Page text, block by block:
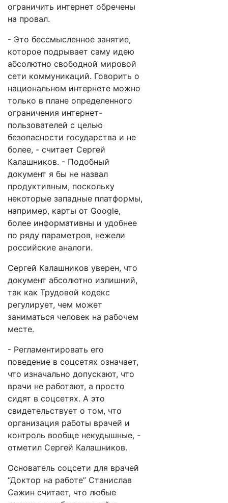
ограничить интернет обречены
на провал.
- Это бессмысленное занятие,
которое подрывает саму идею
абсолютно свободной мировой
сети коммуникаций. Говорить о
национальном интернете можно
только в плане определенного
ограничения интернет-
пользователей с целью
безопасности государства и не
более, - считает Сергей
Калашников. - Подобный
документ я бы не назвал
продуктивным, поскольку
некоторые западные платформы,
например, карты от Google,
более информативны и удобнее
по ряду параметров, нежели
российские аналоги.
Сергей Калашников уверен, что
документ абсолютно излишний,
так как Трудовой кодекс
регулирует, чем может
заниматься человек на рабочем
месте.
- Регламентировать его
поведение в соцсетях означает,
что изначально допускают, что
врачи не работают, а просто
сидят в соцсетях. А это
свидетельствует о том, что
организация работы врачей и
контроль вообще некудышные, -
отметил Сергей Калашников.
Основатель соцсети для врачей
“Доктор на работе” Станислав
Сажин считает, что любые